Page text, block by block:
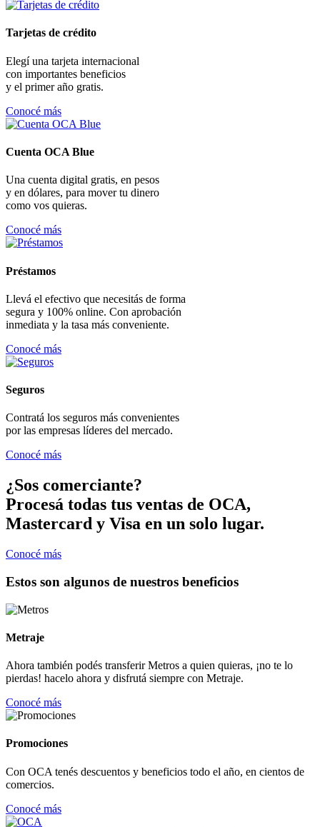
Tarjetas de crédito
Elegí una tarjeta internacional
con importantes beneficios
y el primer año gratis.
Conocé más
Cuenta OCA Blue
Una cuenta digital gratis, en pesos
y en dólares, para mover tu dinero
como vos quieras.
Conocé más
Préstamos
Llevá el efectivo que necesitás de forma
segura y 100% online. Con aprobación
inmediata y la tasa más conveniente.
Conocé más
Seguros
Contratá los seguros más convenientes
por las empresas líderes del mercado.
Conocé más
¿Sos comerciante?
Procesá todas tus ventas de OCA,
Mastercard y Visa en un solo lugar.
Conocé más
Estos son algunos de nuestros beneficios
Metraje
Ahora también podés transferir Metros a quien quieras, ¡no te lo
pierdas! hacelo ahora y disfrutá siempre con Metraje.
Conocé más
Promociones
Con OCA tenés descuentos y beneficios todo el año, en cientos de
comercios.
Conocé más